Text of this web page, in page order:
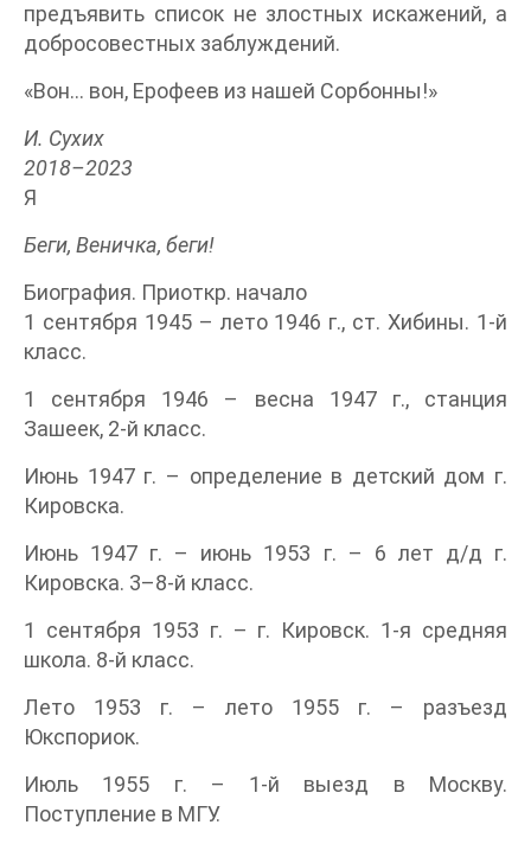
предъявить список не злостных искажений, а
добросовестных заблуждений.
«Вон… вон, Ерофеев из нашей Сорбонны!»
И. Сухих
2018–2023
Я
Беги, Веничка, беги!
Биография. Приоткр. начало
1 сентября 1945 – лето 1946 г., ст. Хибины. 1-й
класс.
1 сентября 1946 – весна 1947 г., станция
Зашеек, 2-й класс.
Июнь 1947 г. – определение в детский дом г.
Кировска.
Июнь 1947 г. – июнь 1953 г. – 6 лет д/д г.
Кировска. 3–8-й класс.
1 сентября 1953 г. – г. Кировск. 1-я средняя
школа. 8-й класс.
Лето 1953 г. – лето 1955 г. – разъезд
Юкспориок.
Июль 1955 г. – 1-й выезд в Москву.
Поступление в МГУ.